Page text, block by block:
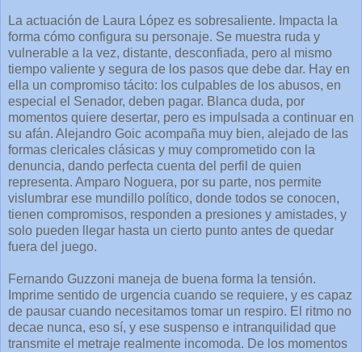
La actuación de Laura López es sobresaliente. Impacta la
forma cómo configura su personaje. Se muestra ruda y
vulnerable a la vez, distante, desconfiada, pero al mismo
tiempo valiente y segura de los pasos que debe dar. Hay en
ella un compromiso tácito: los culpables de los abusos, en
especial el Senador, deben pagar. Blanca duda, por
momentos quiere desertar, pero es impulsada a continuar en
su afán. Alejandro Goic acompaña muy bien, alejado de las
formas clericales clásicas y muy comprometido con la
denuncia, dando perfecta cuenta del perfil de quien
representa. Amparo Noguera, por su parte, nos permite
vislumbrar ese mundillo político, donde todos se conocen,
tienen compromisos, responden a presiones y amistades, y
solo pueden llegar hasta un cierto punto antes de quedar
fuera del juego.
Fernando Guzzoni maneja de buena forma la tensión.
Imprime sentido de urgencia cuando se requiere, y es capaz
de pausar cuando necesitamos tomar un respiro. El ritmo no
decae nunca, eso sí, y ese suspenso e intranquilidad que
transmite el metraje realmente incomoda. De los momentos